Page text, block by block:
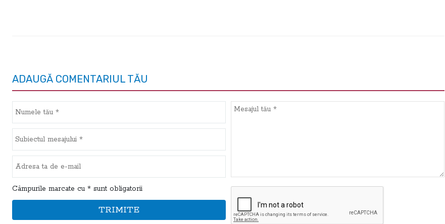
ADAUGĂ COMENTARIUL TĂU
Câmpurile marcate cu * sunt obligatorii
TRIMITE